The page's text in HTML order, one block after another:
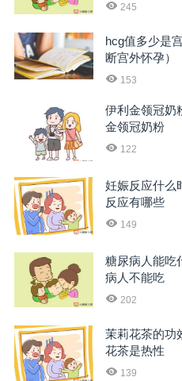
245
hcg值多少是
断宫外怀孕）
153
伊利金领冠奶
金领冠奶粉
122
妊娠反应什么
反应有哪些
149
糖尿病人能吃
病人不能吃
202
茉莉花茶的功
花茶是热性
139